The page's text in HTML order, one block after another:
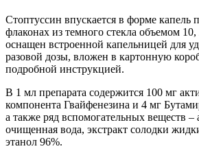
Стоптуссин впускается в форме капель
флаконах из темного стекла объемом
оснащен встроенной капельницей для
разовой дозы, вложен в картонную
подробной инструкцией.
В 1 мл препарата содержится 100 мг
компонента Гвайфенезина и 4 мг
а также ряд вспомогательных веществ –
очищенная вода, экстракт солодки
этанол 96%.